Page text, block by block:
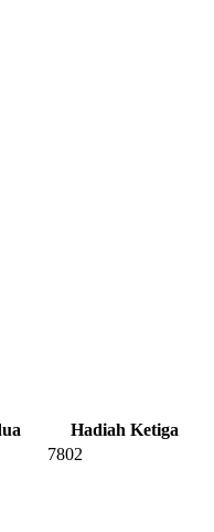
Hadiah Ketiga
7802